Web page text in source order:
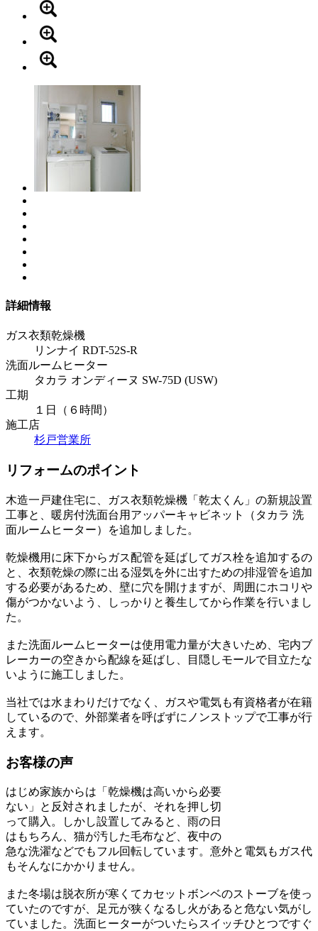
詳細情報
ガス衣類乾燥機
リンナイ RDT-52S-R
洗面ルームヒーター
タカラ オンディーヌ SW-75D (USW)
工期
１日（６時間）
施工店
杉戸営業所
リフォームのポイント
木造一戸建住宅に、ガス衣類乾燥機「乾太くん」の新規設置
工事と、暖房付洗面台用アッパーキャビネット（タカラ 洗
面ルームヒーター）を追加しました。
乾燥機用に床下からガス配管を延ばしてガス栓を追加するの
と、衣類乾燥の際に出る湿気を外に出すための排湿管を追加
する必要があるため、壁に穴を開けますが、周囲にホコリや
傷がつかないよう、しっかりと養生してから作業を行いまし
た。
また洗面ルームヒーターは使用電力量が大きいため、宅内ブ
レーカーの空きから配線を延ばし、目隠しモールで目立たな
いように施工しました。
当社では水まわりだけでなく、ガスや電気も有資格者が在籍
しているので、外部業者を呼ばずにノンストップで工事が行
えます。
お客様の声
はじめ家族からは「乾燥機は高いから必要
ない」と反対されましたが、それを押し切
って購入。しかし設置してみると、雨の日
はもちろん、猫が汚した毛布など、夜中の
急な洗濯などでもフル回転しています。意外と電気もガス代
もそんなにかかりません。
また冬場は脱衣所が寒くてカセットボンベのストーブを使っ
ていたのですが、足元が狭くなるし火があると危ない気がし
ていました。洗面ヒーターがついたらスイッチひとつですぐ